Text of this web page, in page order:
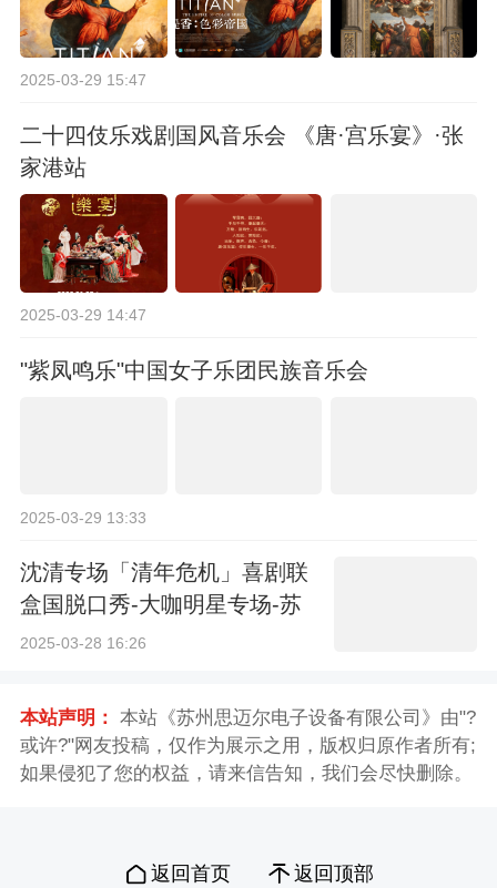
2025-03-29 15:47
二十四伎乐戏剧国风音乐会 《唐·宫乐宴》·张
家港站
2025-03-29 14:47
"紫凤鸣乐"中国女子乐团民族音乐会
2025-03-29 13:33
沈清专场「清年危机」喜剧联
盒国脱口秀-大咖明星专场-苏
州站
2025-03-28 16:26
本站声明： 本站《苏州思迈尔电子设备有限公司》由"?
或许?"网友投稿，仅作为展示之用，版权归原作者所有;
如果侵犯了您的权益，请来信告知，我们会尽快删除。
返回首页 返回顶部